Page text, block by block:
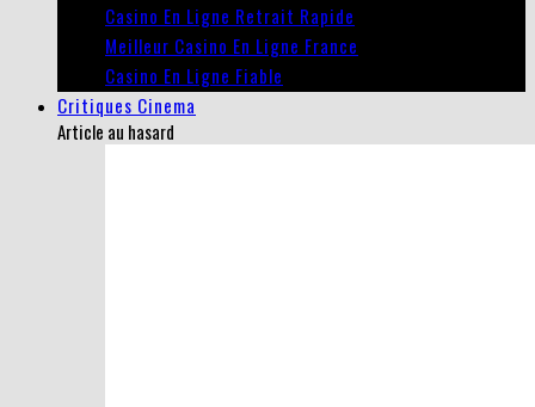
Casino En Ligne Retrait Rapide
Meilleur Casino En Ligne France
Casino En Ligne Fiable
Critiques Cinema
Article au hasard